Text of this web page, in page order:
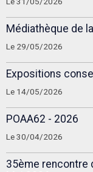
Médiathèque de
Le 29/05/2026
Expositions
Le 14/05/2026
POAA62 - 2026
Le 30/04/2026
35ème rencontre